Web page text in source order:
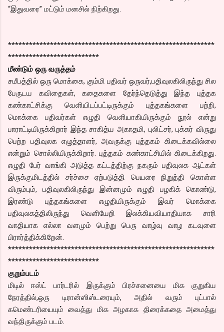
“இதுவரை” மட்டும் மனசில் நிற்கிறது.
***********************************************************
**************************
மீண்டும் ஒரு வருத்தம்
சமீபத்தில் ஒரு மொக்கை, கும்மி பதிவர் ஒருவர்,பதிவுலகிலிருந்து சில
பேருடய கவிதைகள், கதைகளை தேர்ந்தெடுத்து இந்த புத்தக
கண்காட்சிக்கு வெளியிடப்பட்டிருக்கும் புத்தகங்களை பற்றி,
மொக்கை பதிவர்கள் எழுதி வெளியாகியிருக்கும் நூல் என்று
பாராட்டியிருக்கிறார் இந்த சாகித்ய அகாதமி, புலிட்சர், புக்கர் விருது
பெற்ற பதிவுலக எழுத்தாளர், அவருக்கு புத்தகம் கிடைக்கவில்லை
என்றும் சொல்லியிருக்கிறார். புத்தகம் கண்காட்சியில் கிடைக்கிறது.
எழுதி பேர் வாங்கி அடுத்த கட்டத்திற்கு நகரும் பதிவுலக ஆட்கள்
இருக்குமிடத்தில் சர்ச்சை ஏற்படுத்தி பெயரை நிறுத்தி கொள்ள
விரும்பும், பதிவுலகிலிருந்து இன்னமும் எழுதி பழகிக் கொண்டு,
இரண்டு புத்தகங்களை எழுதியிருக்கும் இவர் மொக்கை
பதிவுலகத்திலிருந்து வெளியேறி இலக்கியவியாதியாக சாரி
வாதியாக எல்லா வளமும் பெற்று பெரு வாழ்வு வாழ கடவுளை
பிரார்த்திக்கிறேன்.
***********************************************************
**************************
குறும்படம்
மிடில் ஈஸ்ட் பார்டரில் இருக்கும் பிரச்சனையை மிக குறுகிய
நேரத்தில்,ஒரு டிரான்ஸிஸ்டரையும், அதில் வரும் புட்பால்
கமெண்டரியையும் வைத்து மிக அழகாக திரைக்கதை அமைத்து
வந்திருக்கும் படம்.